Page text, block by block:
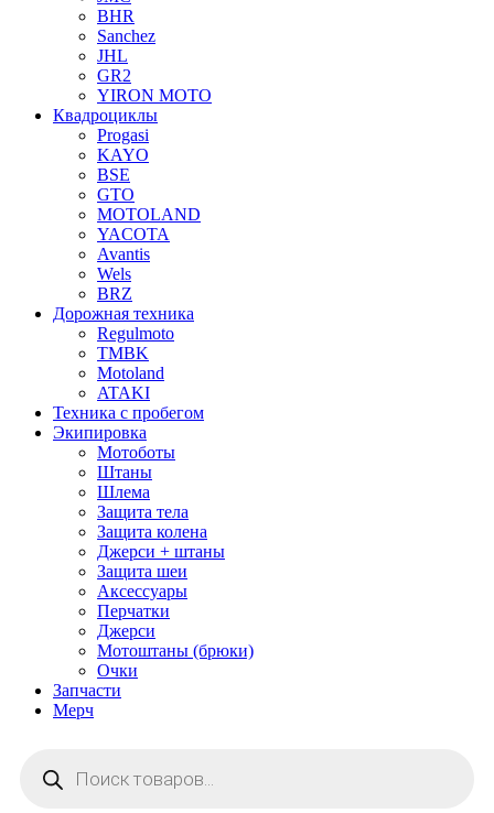
BHR
Sanchez
JHL
GR2
YIRON MOTO
Квадроциклы
Progasi
KAYO
BSE
GTO
MOTOLAND
YACOTA
Avantis
Wels
BRZ
Дорожная техника
Regulmoto
TMBK
Motoland
ATAKI
Техника с пробегом
Экипировка
Мотоботы
Штаны
Шлема
Защита тела
Защита колена
Джерси + штаны
Защита шеи
Аксессуары
Перчатки
Джерси
Мотоштаны (брюки)
Очки
Запчасти
Мерч
товаров